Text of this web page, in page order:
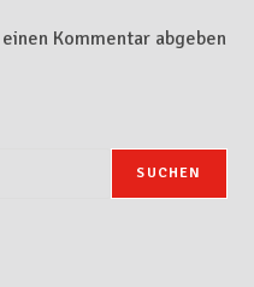
Kommentar abgeben
SUCHEN